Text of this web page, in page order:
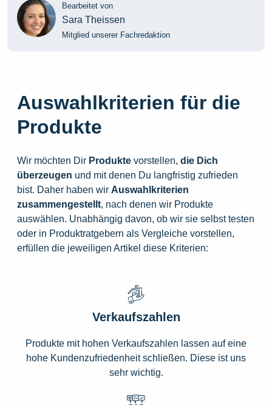
Bearbeitet von
Sara Theissen
Mitglied unserer Fachredaktion
Auswahlkriterien für die
Produkte
Wir möchten Dir Produkte vorstellen, die Dich
überzeugen und mit denen Du langfristig zufrieden
bist. Daher haben wir Auswahlkriterien
zusammengestellt, nach denen wir Produkte
auswählen. Unabhängig davon, ob wir sie selbst testen
oder in Produktratgebern als Vergleiche vorstellen,
erfüllen die jeweiligen Artikel diese Kriterien:
Verkaufszahlen
Produkte mit hohen Verkaufszahlen lassen auf eine
hohe Kundenzufriedenheit schließen. Diese ist uns
sehr wichtig.